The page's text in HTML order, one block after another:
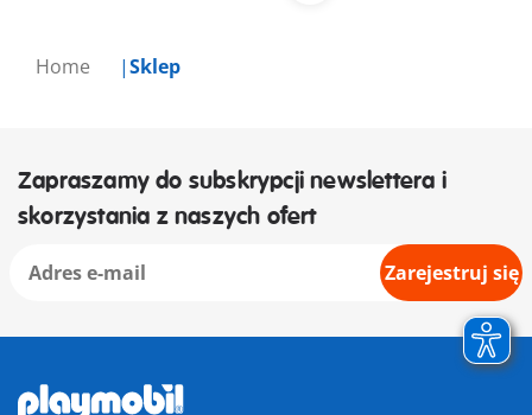
Home Sklep
Zapraszamy do subskrypcji newslettera i
skorzystania z naszych ofert
Zarejestruj się